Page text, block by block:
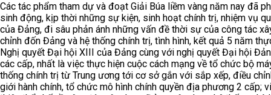
Các tác phẩm tham dự và đoạt Giải Búa liềm vàng năm nay đã
sinh động, kịp thời những sự kiện, sinh hoạt chính trị, nhiệm vụ
của Đảng, đi sâu phản ánh những vấn đề thời sự của công tác
chỉnh đốn Đảng và hệ thống chính trị, tình hình, kết quả 5 năm
Nghị quyết Đại hội XIII của Đảng cùng với nghị quyết Đại hội
các cấp, nhất là việc thực hiện cuộc cách mạng về tổ chức bộ
thống chính trị từ Trung ương tới cơ sở gắn với sắp xếp, điều
giới hành chính, tổ chức mô hình chính quyền địa phương 2 cấp;